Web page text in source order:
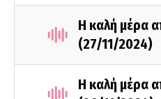
Η καλή μέρα
(27/11/2024)
Η καλή μέρα